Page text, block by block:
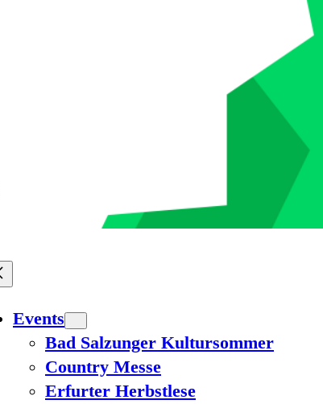
Events
Bad Salzunger Kultursommer
Country Messe
Erfurter Herbstlese